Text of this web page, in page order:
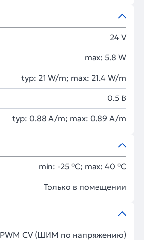
24 V
max: 5.8 W
typ: 21 W/m; max: 21.4 W/m
0.5 В
typ: 0.88 A/m; max: 0.89 A/m
min: -25 °C; max: 40 °C
Только в помещении
PWM СV (ШИМ по напряжению)